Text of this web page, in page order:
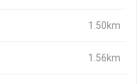
1.50km
1.56km